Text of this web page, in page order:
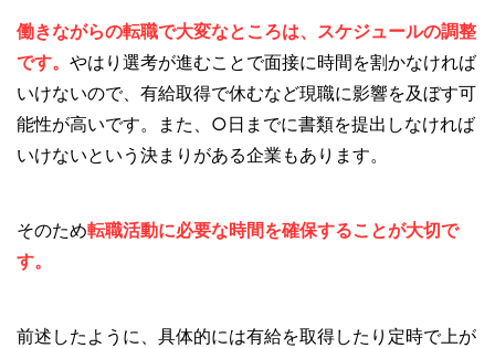
働きながらの転職で大変なところは、スケジュールの調整
です。 やはり選考が進むことで面接に時間を割かなければ
いけないので、有給取得で休むなど現職に影響を及ぼす可
能性が高いです。また、○日までに書類を提出しなければ
いけないという決まりがある企業もあります。
そのため転職活動に必要な時間を確保することが大切で
す。
前述したように、具体的には有給を取得したり定時で上が